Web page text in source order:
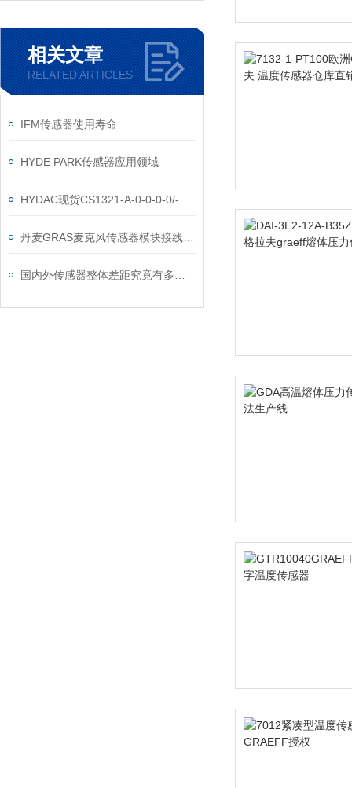
相关文章
RELATED ARTICLES
IFM传感器使用寿命
HYDE PARK传感器应用领域